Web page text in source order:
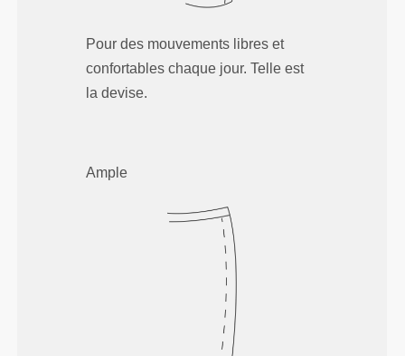
Pour des mouvements libres et
confortables chaque jour. Telle est
la devise.
Ample